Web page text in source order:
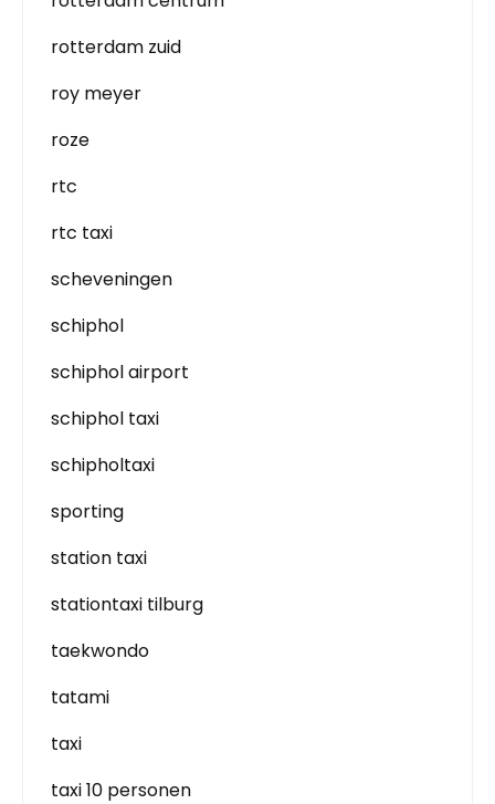
rotterdam zuid
roy meyer
roze
rtc
rtc taxi
scheveningen
schiphol
schiphol airport
schiphol taxi
schipholtaxi
sporting
station taxi
stationtaxi tilburg
taekwondo
tatami
taxi
taxi 10 personen